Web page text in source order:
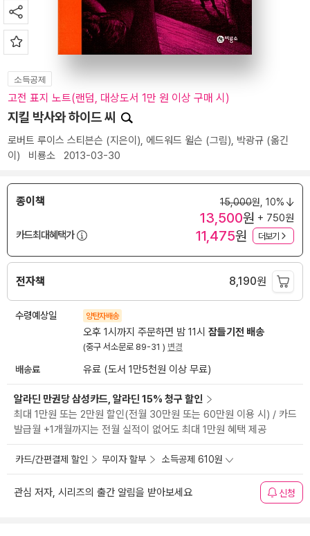
소득공제
고전 표지 노트(랜덤, 대상도서 1만 원 이상 구매 시)
지킬 박사와 하이드 씨
로버트 루이스 스티븐슨 (지은이), 에드워드 윌슨 (그림), 박광규 (옮긴
이) 비룡소 2013-03-30
종이책 15,000원, 10%
13,500원 + 750원
카드최대혜택가
11,475원 더보기
전자책 8,190원
수령예상일 양탄자배송
오후 1시까지 주문하면 밤 11시 잠들기전 배송
(중구 서소문로 89-31 ) 변경
배송료 유료 (도서 1만5천원 이상 무료)
알라딘 만권당 삼성카드, 알라딘 15% 청구 할인
최대 1만원 또는 2만원 할인(전월 30만원 또는 60만원 이용 시) / 카드
발급월 +1개월까지는 전월 실적이 없어도 최대 1만원 혜택 제공
카드/간편결제 할인 무이자 할부 소득공제 610원
관심 저자, 시리즈의 출간 알림을 받아보세요 신청